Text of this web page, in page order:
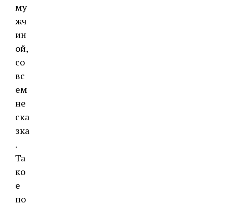
му
жч
ин
ой,
со
вс
ем
не
ска
зка
.
Та
ко
е
по